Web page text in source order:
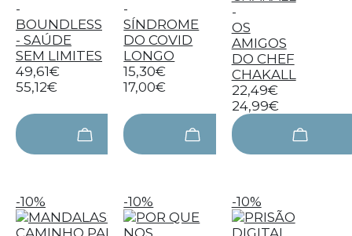
-
BOUNDLESS
- SAÚDE
SEM LIMITES
49,61€
55,12€
-
SÍNDROME
DO COVID
LONGO
15,30€
17,00€
-
OS
AMIGOS
DO CHEF
CHAKALL
22,49€
24,99€
-10% -10% -10%